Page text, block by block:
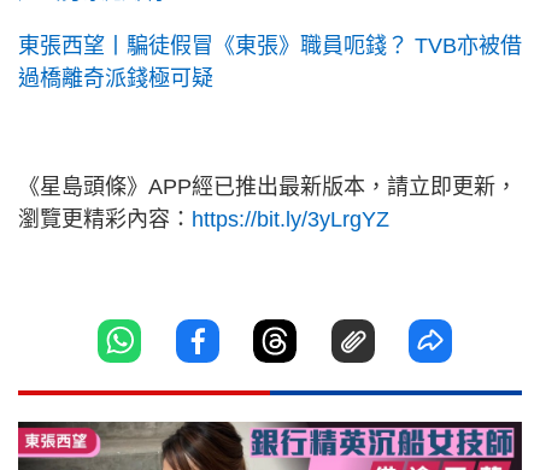
東張西望丨騙徒假冒《東張》職員呃錢？ TVB亦被借
過橋離奇派錢極可疑
《星島頭條》APP經已推出最新版本，請立即更新，
瀏覽更精彩內容： https://bit.ly/3yLrgYZ